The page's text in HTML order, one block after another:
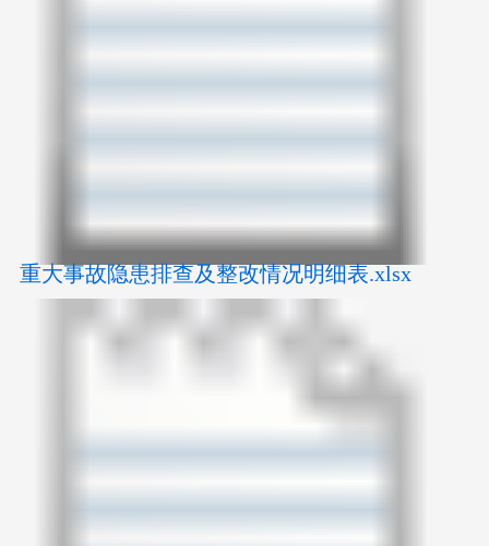
重大事故隐患排查及整改情况明细表.xlsx